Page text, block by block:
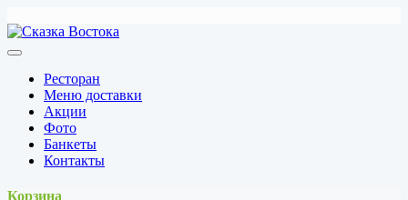
Перейти
к
Ресторан
Меню доставки
Акции
Фото
Банкеты
Контакты
Корзина